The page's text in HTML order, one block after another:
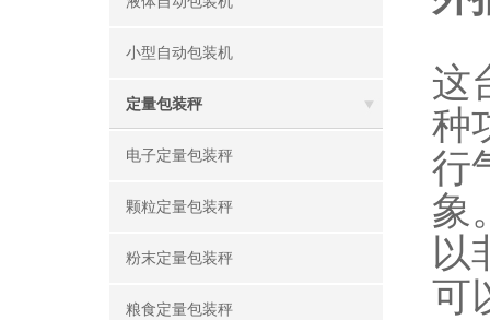
小型自动包装机
定量包装秤
电子定量包装秤
颗粒定量包装秤
粉末定量包装秤
粮食定量包装秤
这
种
行
象
以
可